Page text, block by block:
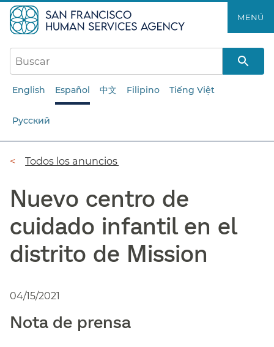
al
contenido
principal​​
MENÚ​​
English Español 中文 Filipino Tiếng Việt
Русский
Ruta
navegación​​
Todos los anuncios​​
Nuevo centro de
cuidado infantil en el
distrito de Mission​​
04/15/2021
Nota de prensa​​